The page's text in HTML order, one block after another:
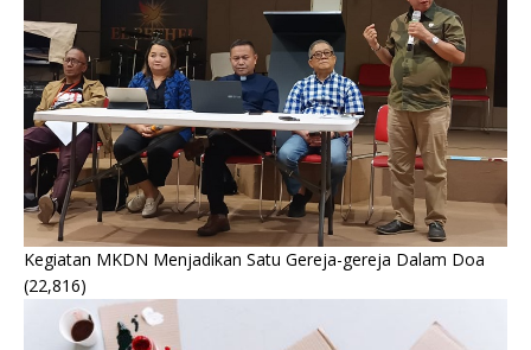
Kegiatan MKDN Menjadikan Satu Gereja-gereja Dalam Doa
(22,816)